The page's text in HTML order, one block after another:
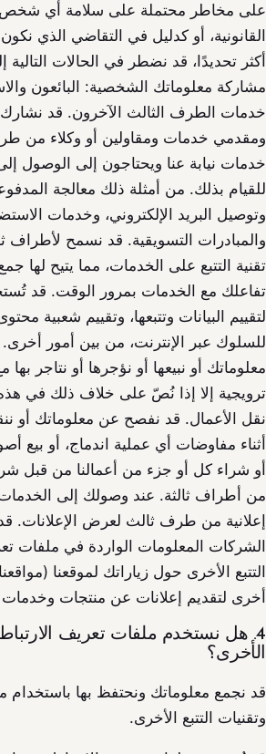
على مخاطر محتملة على سلامة أي شخص،
القانونية، أو كدليل في التقاضي الذي
أكثر تحديدًا، قد نضطر في الحالات التالية
مشاركة معلوماتك الشخصية: البائعون
خدمات الطرف الثالث الآخرون. قد نشارك
ومقدمي خدمات ومقاولين أو وكلاء من
خدمات نيابة عنا ويحتاجون إلى الوصول
للقيام بذلك. من أمثلة ذلك معالجة
وتوصيل البريد الإلكتروني، وخدمات
والمبادرات التسويقية. قد نسمح لأطراف
تقنية التتبع على الخدمات، مما يتيح لها
تفاعلك مع الخدمات بمرور الوقت. قد
لتقييم البيانات وتتبعها، وتقييم شعبية
للسلوك عبر الإنترنت، من بين أمور
معلوماتك أو نبيعها أو نؤجرها أو نتاجر
ترويجية إلا إذا نُصّ على خلاف ذلك في
نقل الأعمال. قد نفصح عن معلوماتك أو
أثناء مفاوضات أي عملية اندماج، أو بيع
أو شراء كل أو جزء من أعمالنا من قبل
من أطراف ثالثة. عند وصولك إلى
إعلانية من طرف ثالث لعرض الإعلانات.
الشركات المعلومات الواردة في ملفات
التتبع الأخرى حول زياراتك لموقعنا
أخرى لتقديم إعلانات عن منتجات
4. هل نستخدم ملفات تعريف الارتباط
الأخرى؟
قد نجمع معلوماتك ونحتفظ بها باستخدام
وتقنيات التتبع الأخرى.